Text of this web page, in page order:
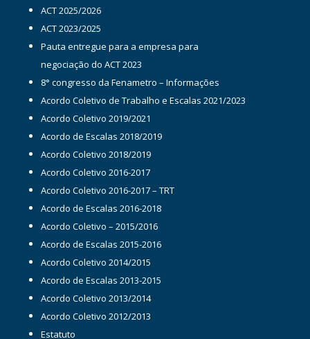
ACT 2025/2026
ACT 2023/2025
Pauta entregue para a empresa para
negociação do ACT 2023
8° congresso da Fenametro – Informações
Acordo Coletivo de Trabalho e Escalas 2021/2023
Acordo Coletivo 2019/2021
Acordo de Escalas 2018/2019
Acordo Coletivo 2018/2019
Acordo Coletivo 2016-2017
Acordo Coletivo 2016-2017 – TRT
Acordo de Escalas 2016-2018
Acordo Coletivo – 2015/2016
Acordo de Escalas 2015-2016
Acordo Coletivo 2014/2015
Acordo de Escalas 2013-2015
Acordo Coletivo 2013/2014
Acordo Coletivo 2012/2013
Estatuto